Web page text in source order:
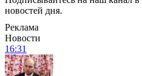
новостей дня.
Реклама
Новости
16:31